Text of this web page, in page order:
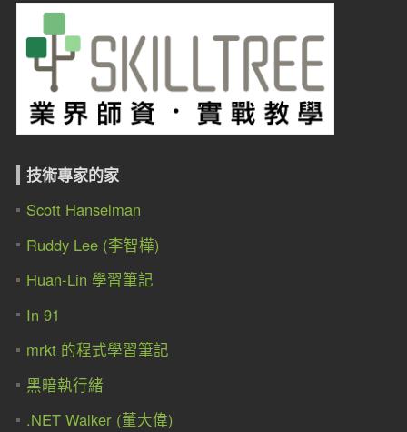
技術專家的家
Scott Hanselman
Ruddy Lee (李智樺)
Huan-Lin 學習筆記
In 91
mrkt 的程式學習筆記
黑暗執行緒
.NET Walker (董大偉)